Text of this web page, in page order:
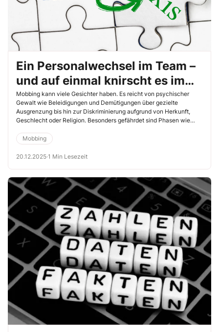
Ein Personalwechsel im Team –
und auf einmal knirscht es im
Gefüge
Mobbing kann viele Gesichter haben. Es reicht von psychischer
Gewalt wie Beleidigungen und Demütigungen über gezielte
Ausgrenzung bis hin zur Diskriminierung aufgrund von Herkunft,
Geschlecht oder Religion. Besonders gefährdet sind Phasen wie
Berufsanfängern – Situationen, in denen Unsicherheit und
Konkurrenzdruck hoch sind.
Mobbing
20.12.2025·1 Min Lesezeit